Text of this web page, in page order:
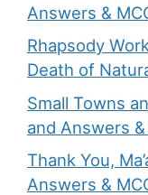
Answers &
Rhapsody
Death of
Small Towns
and Answers
Thank You,
Answers &